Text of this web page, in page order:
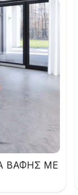
ΒΑΦΗΣ ΜΕ